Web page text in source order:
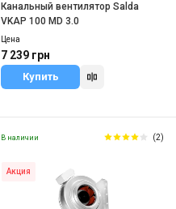
Канальный вентилятор Salda
VKAP 100 MD 3.0
Цена
7 239 грн
Купить
В наличии (2)
Акция